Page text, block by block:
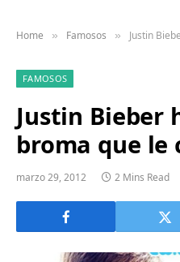
Home » Famosos » Justin
FAMOSOS
Justin Bieber
broma que le
marzo 29, 2012 2 Mins Read